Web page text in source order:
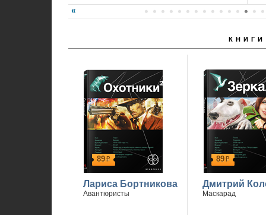
КНИГИ
89р
Лариса Бортникова
Авантюристы
89р
Дмитрий
Маскарад